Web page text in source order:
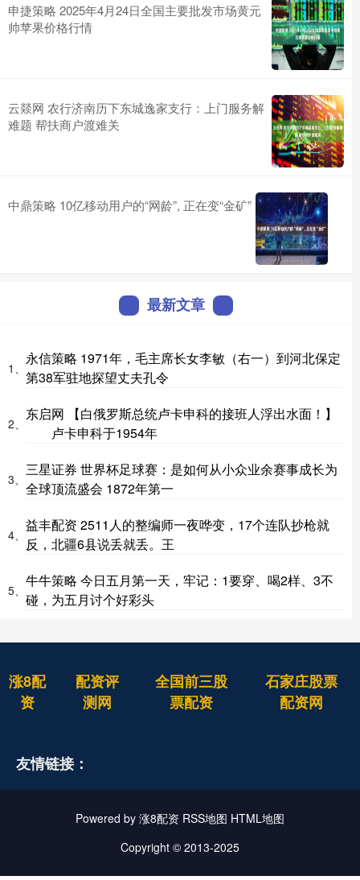
申捷策略 2025年4月24日全国主要批发市场黄元
帅苹果价格行情
云燚网 农行济南历下东城逸家支行：上门服务解
难题 帮扶商户渡难关
中鼎策略 10亿移动用户的“网龄”, 正在变“金矿”
最新文章
1、
永信策略 1971年，毛主席长女李敏（右一）到河北保定
第38军驻地探望丈夫孔令
2、
东启网 【白俄罗斯总统卢卡申科的接班人浮出水面！】
卢卡申科于1954年
3、
三星证券 世界杯足球赛：是如何从小众业余赛事成长为
全球顶流盛会 1872年第一
4、
益丰配资 2511人的整编师一夜哗变，17个连队抄枪就
反，北疆6县说丢就丢。王
5、
牛牛策略 今日五月第一天，牢记：1要穿、喝2样、3不
碰，为五月讨个好彩头
涨8配
资
配资评
测网
全国前三股
票配资
石家庄股票
配资网
友情链接：
Powered by 涨8配资 RSS地图 HTML地图
Copyright © 2013-2025